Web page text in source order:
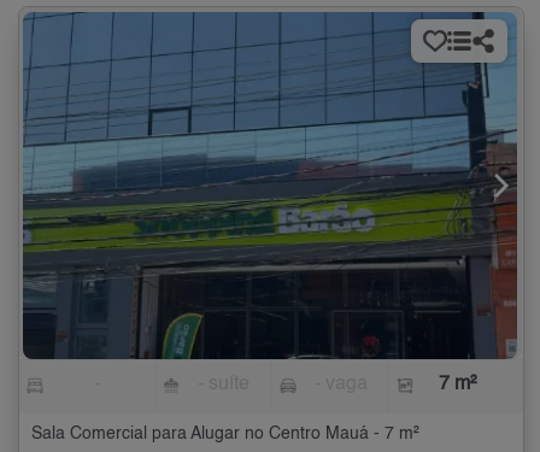
7 m²
Sala Comercial para Alugar no Centro Mauá - 7 m²